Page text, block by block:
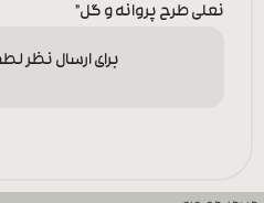
نعلی طرح پروانه و گل”
برای ارسال نظر